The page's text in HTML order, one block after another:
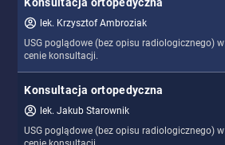
USG poglądowe (bez opisu radiologicznego) w
cenie konsultacji.
lek. Krzysztof Ambroziak
Konsultacja ortopedyczna
USG poglądowe (bez opisu radiologicznego) w
lek. Jakub Starownik